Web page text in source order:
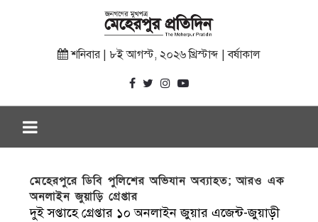
শনিবার | ৮ই আগস্ট, ২০২৬ খ্রিস্টাব্দ | বর্ষাকাল
মেহেরপুরে ডিবি পুলিশের অভিযান অব্যাহত; আরও এক
অনলাইন জুয়াড়ি গ্রেপ্তার
দুই সপ্তাহে গ্রেপ্তার ১০ অনলাইন জুয়ার এজেন্ট-জুয়াড়ী